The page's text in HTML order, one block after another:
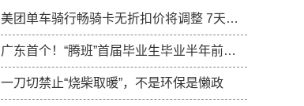
美团单车骑行畅骑卡无折扣价将调整 7天卡无折扣价调整为15元
广东首个！“腾班”首届毕业生毕业半年前确定去向
一刀切禁止“烧柴取暖”，不是环保是懒政